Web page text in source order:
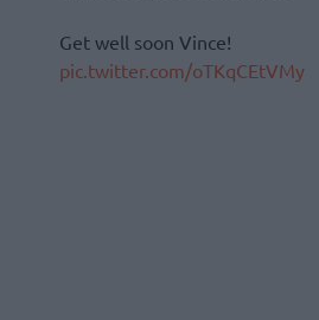
Get well soon Vince!
pic.twitter.com/oTKqCEtVMy